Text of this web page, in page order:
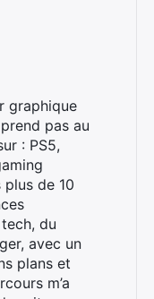
graphique
pas au
: PS5,
de 10
du
avec un
plans et
m’a